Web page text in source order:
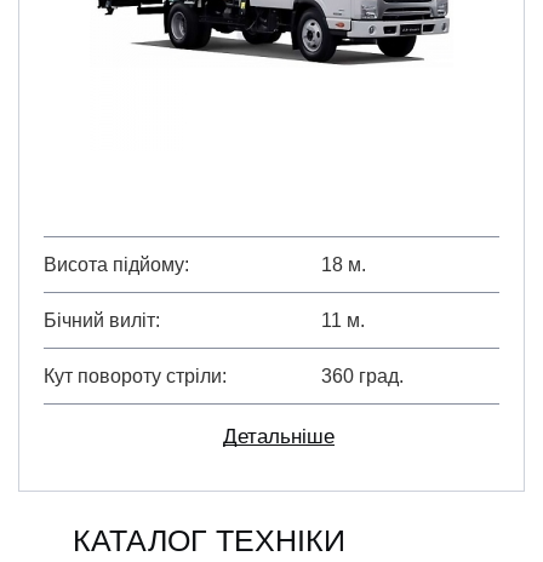
Висота підйому 18 м.
Бічний виліт 11 м.
Кут повороту стріли 360 град.
Детальніше
КАТАЛОГ ТЕХНІКИ